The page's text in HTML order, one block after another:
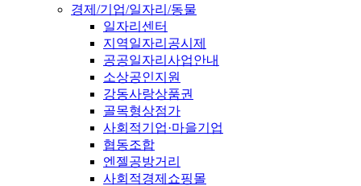
경제/기업/일자리/동물
일자리센터
지역일자리공시제
공공일자리사업안내
소상공인지원
강동사랑상품권
골목형상점가
사회적기업·마을기업
협동조합
엔젤공방거리
사회적경제쇼핑몰